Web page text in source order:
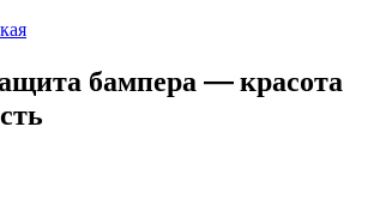
бампера — красота